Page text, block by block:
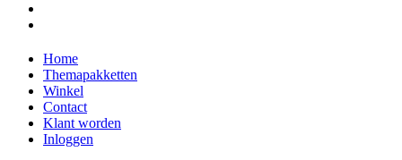
Home
Themapakketten
Winkel
Contact
Klant worden
Inloggen